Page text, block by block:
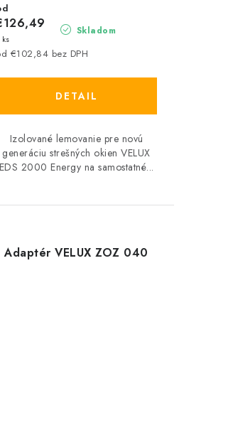
Skladom
€102,84 bez DPH
DETAIL
Izolované lemovanie pre novú
generáciu strešných okien VELUX
EDS 2000 Energy na samostatné...
Adaptér VELUX ZOZ 040